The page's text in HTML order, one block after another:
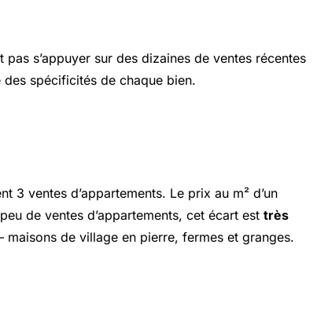
s’appuyer sur des dizaines de ventes récentes
spécificités de chaque bien.
3 ventes d’appartements. Le prix au m² d’un
de ventes d’appartements, cet écart est très
de village en pierre, fermes et granges.